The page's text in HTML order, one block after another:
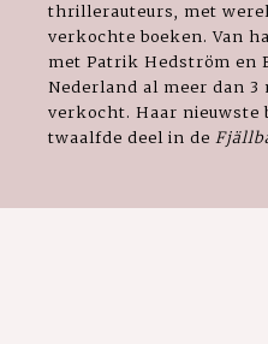
thrillerauteurs, met
verkochte boeken. Van
met Patrik Hedström en
Nederland al meer dan 3
verkocht. Haar nieuwste
twaalfde deel in de